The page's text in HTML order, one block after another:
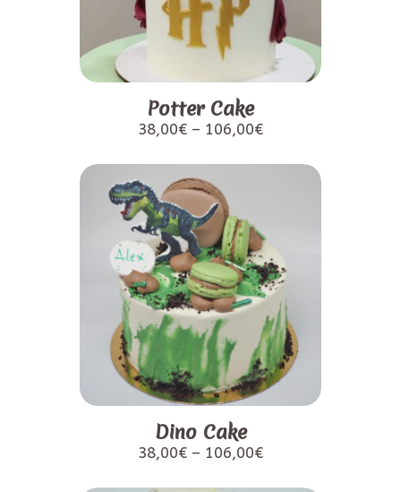
Potter Cake
38,00€ – 106,00€
Dino Cake
38,00€ – 106,00€